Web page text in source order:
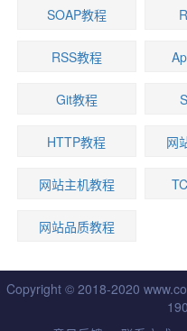
SOAP教程
RSS教程
Git教程
HTTP教程 网
网站主机教程
网站品质教程
Copyright © 2018-2020